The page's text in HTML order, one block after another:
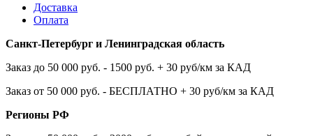
Доставка
Оплата
Санкт-Петербург и Ленинградская область
Заказ до 50 000 руб. - 1500 руб. + 30 руб/км за КАД
Заказ от 50 000 руб. - БЕСПЛАТНО + 30 руб/км за КАД
Регионы РФ